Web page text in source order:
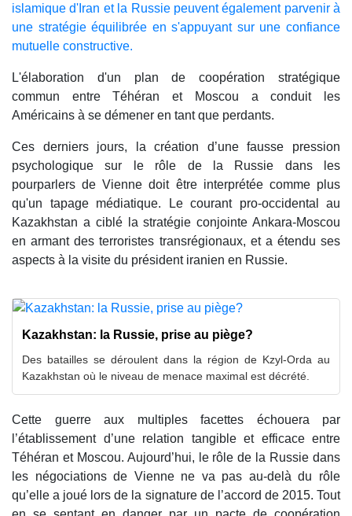
islamique d'Iran et la Russie peuvent également parvenir à
une stratégie équilibrée en s'appuyant sur une confiance
mutuelle constructive.
L'élaboration d'un plan de coopération stratégique
commun entre Téhéran et Moscou a conduit les
Américains à se démener en tant que perdants.
Ces derniers jours, la création d’une fausse pression
psychologique sur le rôle de la Russie dans les
pourparlers de Vienne doit être interprétée comme plus
qu'un tapage médiatique. Le courant pro-occidental au
Kazakhstan a ciblé la stratégie conjointe Ankara-Moscou
en armant des terroristes transrégionaux, et a étendu ses
aspects à la visite du président iranien en Russie.
Kazakhstan: la Russie, prise au piège?
Des batailles se déroulent dans la région de Kzyl-Orda au
Kazakhstan où le niveau de menace maximal est décrété.
Cette guerre aux multiples facettes échouera par
l’établissement d’une relation tangible et efficace entre
Téhéran et Moscou. Aujourd’hui, le rôle de la Russie dans
les négociations de Vienne ne va pas au-delà du rôle
qu’elle a joué lors de la signature de l’accord de 2015. Tout